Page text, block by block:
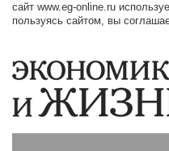
сайт www.eg-online.ru
пользуясь сайтом, вы